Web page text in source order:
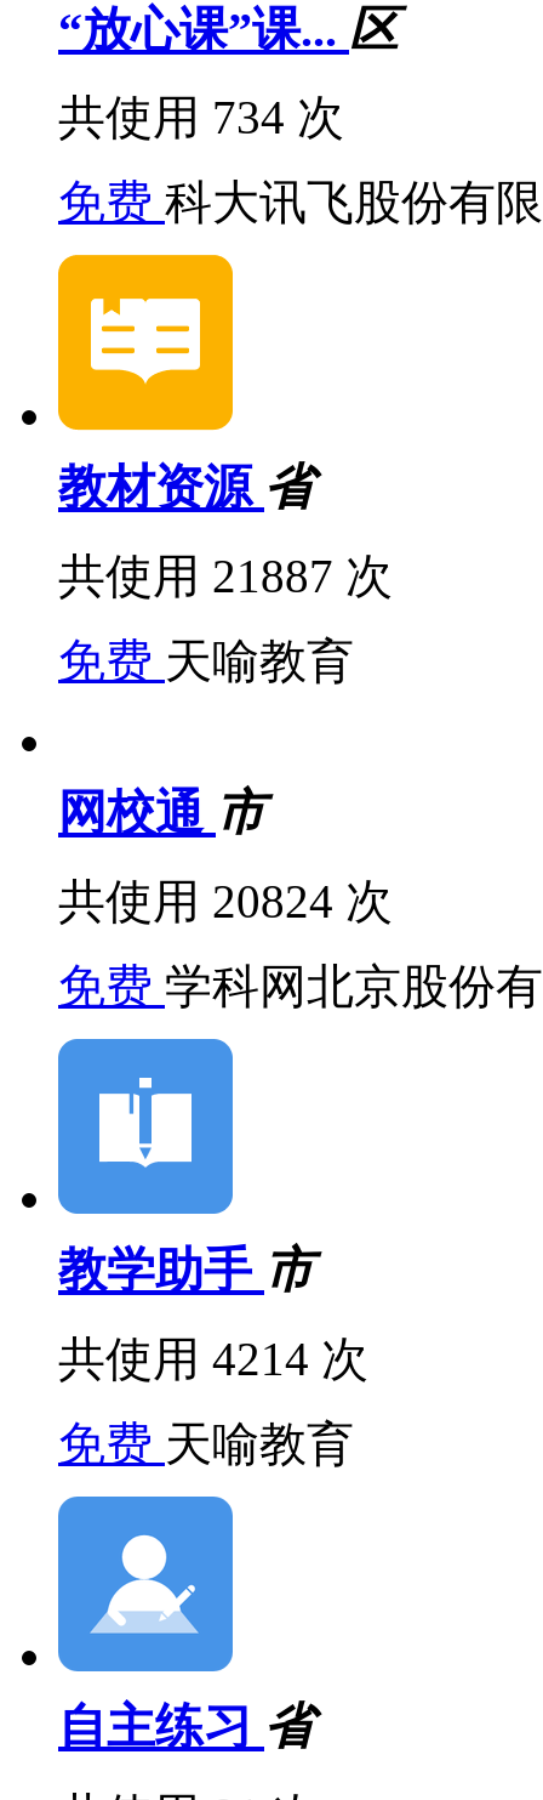
“放心课”课... 区
共使用 734 次
免费 科大讯飞股份有
教材资源 省
共使用 21887 次
免费 天喻教育
网校通 市
共使用 20824 次
免费 学科网北京股份
教学助手 市
共使用 4214 次
免费 天喻教育
自主练习 省